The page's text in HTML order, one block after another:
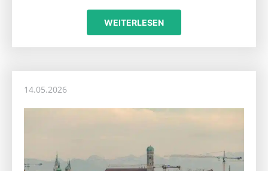
WEITERLESEN
14.05.2026